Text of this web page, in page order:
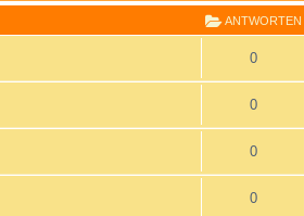
ANTWORTEN
0
0
0
0